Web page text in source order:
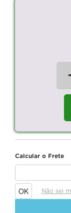
Calcular o Frete
Não sei